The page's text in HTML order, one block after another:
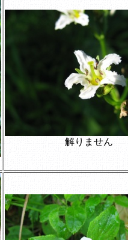
解りません